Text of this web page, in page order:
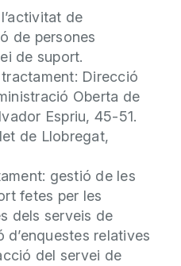
de
de persones
de suport.
Direcció
Oberta de
Espriu, 45-51.
de Llobregat,
gestió de les
fetes per les
dels serveis de
d’enquestes relatives
del servei de